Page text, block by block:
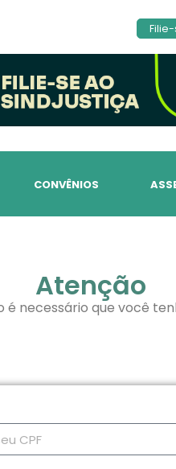
CONVÊNIOS
Atenção
é necessário que você